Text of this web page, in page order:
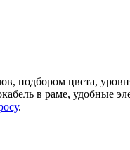
подбором цвета,
в раме, удобные
.